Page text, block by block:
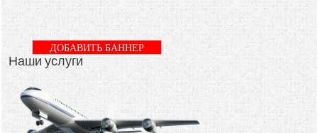
Наши услуги
ДОБАВИТЬ БАННЕР